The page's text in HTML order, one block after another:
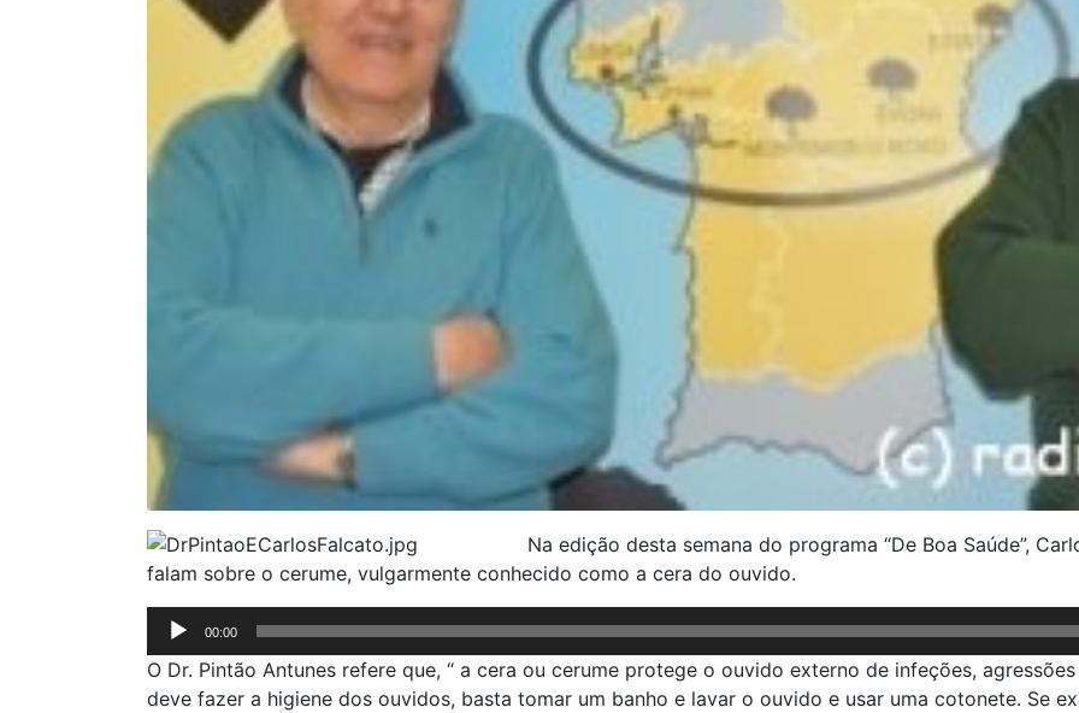
Na edição desta semana do programa “De Boa Saúde”,
falam sobre o cerume, vulgarmente conhecido como a cera do ouvido.
Reprodutor
de
áudio
00:00
O Dr. Pintão Antunes refere que, “ a cera ou cerume protege o ouvido externo de infeções,
deve fazer a higiene dos ouvidos, basta tomar um banho e lavar o ouvido e usar uma cotonete. Se